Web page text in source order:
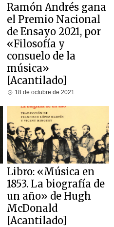
Ramón Andrés gana
el Premio Nacional
de Ensayo 2021, por
«Filosofía y
consuelo de la
música»
[Acantilado]
18 de octubre de 2021
Libro: «Música en
1853. La biografía de
un año» de Hugh
McDonald
[Acantilado]